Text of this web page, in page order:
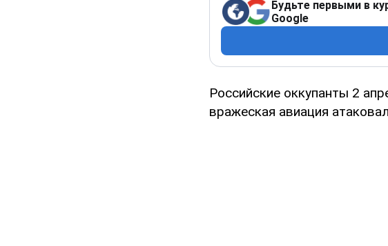
Будьте первыми в
Google
Российские оккупанты 2
вражеская авиация